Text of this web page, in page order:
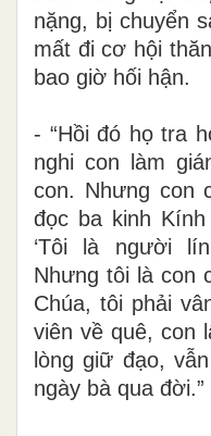
nặng, bị chuyển
mất đi cơ hội
bao giờ hối hận.
- “Hồi đó họ tra
nghi con làm
con. Nhưng con
đọc ba kinh
‘Tôi là người
Nhưng tôi là con
Chúa, tôi phải
viên về quê, con
lòng giữ đạo,
ngày bà qua đời.”